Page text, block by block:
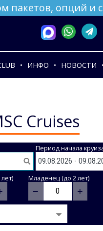
пакетов, опций и
ИНФО НОВОСТИ
Cruises
Период начала
Младенец (до 2 лет)
− +